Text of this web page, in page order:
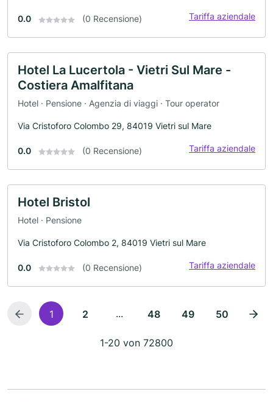
0.0 (0 Recensione) Tariffa aziendale
Hotel La Lucertola - Vietri Sul Mare -
Costiera Amalfitana
Hotel · Pensione · Agenzia di viaggi · Tour operator
Via Cristoforo Colombo 29, 84019 Vietri sul Mare
0.0 (0 Recensione) Tariffa aziendale
Hotel Bristol
Hotel · Pensione
Via Cristoforo Colombo 2, 84019 Vietri sul Mare
0.0 (0 Recensione) Tariffa aziendale
1 2 ... 48 49 50
1-20 von 72800